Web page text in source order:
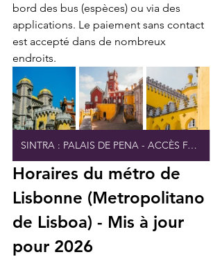
bord des bus (espèces) ou via des
applications. Le paiement sans contact
est accepté dans de nombreux
endroits.
SINTRA : PALAIS DE PENA - ACCÈS FACILE
Horaires du métro de
Lisbonne (Metropolitano
de Lisboa) - Mis à jour
pour 2026